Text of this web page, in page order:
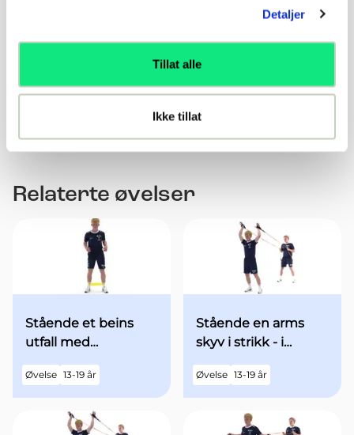
Detaljer
Tillat alle
Ikke tillat
Varianter i push up stilling med bein på Terapeutisk
ball
Varianter i mageliggende på Terapeutisk ball
Varianter i ryggliggende med beina på Terapeutisk
Relaterte øvelser
Stående et beins
utfall med
utgangsstilling
Øvelse 13-19 år
Stående en arms
skyv i strikk - i
begge armene over
hodet - med økt fart
Øvelse 13-19 år